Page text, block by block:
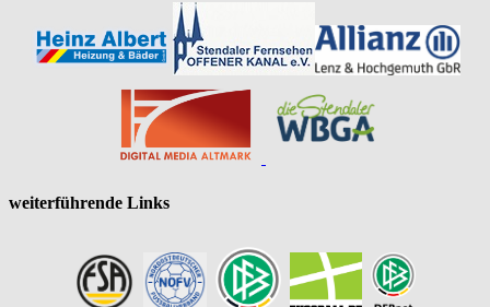
weiterführende Links